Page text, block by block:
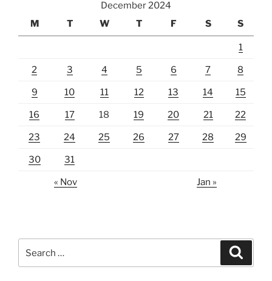
December 2024
M
T W T F S S
1
2 3 4 5 6 7 8
9 10 11 12 13 14 15
16 17 18 19 20 21 22
23 24 25 26 27 28 29
30 31
« Nov Jan »
for: